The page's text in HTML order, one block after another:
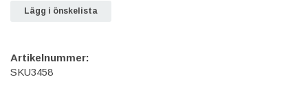
Lägg i önskelista
Artikelnummer:
SKU3458